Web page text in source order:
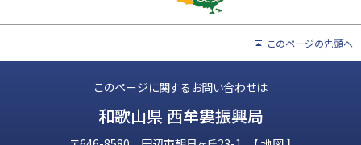
このページの先頭へ
このページに関するお問い合わせは
和歌山県 西牟婁振興局